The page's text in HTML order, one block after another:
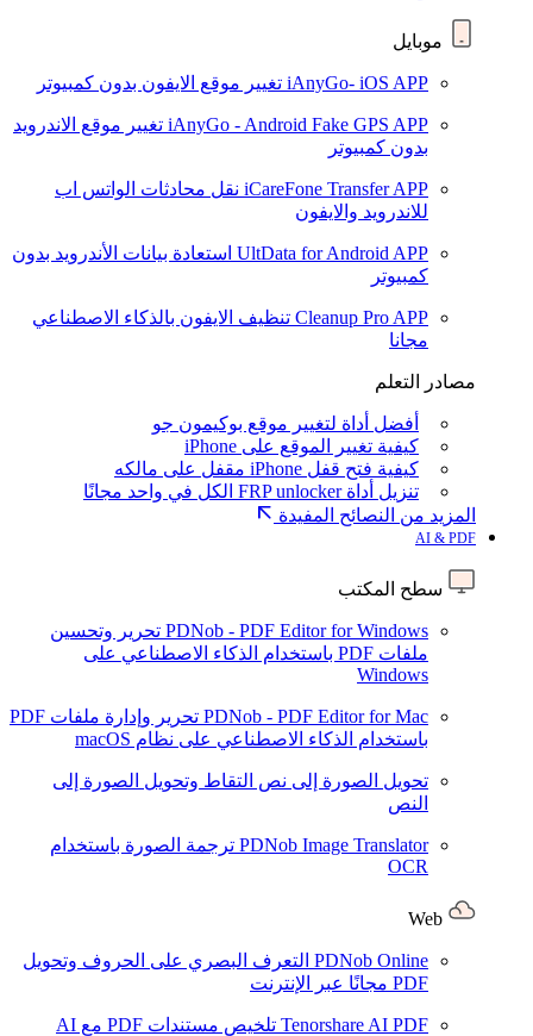
موبايل
iAnyGo- iOS APP تغيير موقع الايفون بدون كمبيوتر
iAnyGo - Android Fake GPS APP تغيير موقع الاندرويد
بدون كمبيوتر
iCareFone Transfer APP نقل محادثات الواتس اب
للاندرويد والايفون
UltData for Android APP استعادة بيانات الأندرويد بدون
كمبيوتر
Cleanup Pro APP تنظيف الايفون بالذكاء الاصطناعي
مجانا
مصادر التعلم
أفضل أداة لتغيير موقع بوكيمون جو
كيفية تغيير الموقع على iPhone
كيفية فتح قفل iPhone مقفل على مالكه
تنزيل أداة FRP unlocker الكل في واحد مجانًا
المزيد من النصائح المفيدة
AI & PDF
سطح المكتب
PDNob - PDF Editor for Windows تحرير وتحسين
ملفات PDF باستخدام الذكاء الاصطناعي على
Windows
PDNob - PDF Editor for Mac
تحرير وإدارة ملفات PDF
باستخدام الذكاء الاصطناعي على نظام macOS
تحويل الصورة إلى نص التقاط وتحويل الصورة إلى
النص
PDNob Image Translator ترجمة الصورة باستخدام
OCR
PDNob Online التعرف البصري على الحروف وتحويل
PDF مجانًا عبر الإنترنت
Tenorshare AI PDF تلخيص مستندات PDF مع AI